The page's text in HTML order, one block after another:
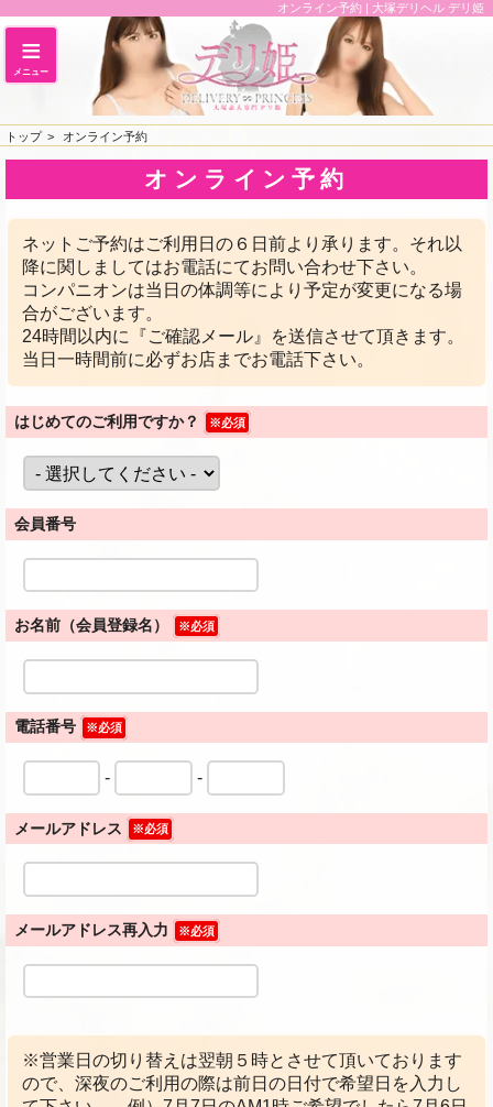
オンライン予約 | 大塚デリヘル デリ姫
トップ オンライン予約
オンライン予約
ネットご予約はご利用日の６日前より承ります。それ以
降に関しましてはお電話にてお問い合わせ下さい。
コンパニオンは当日の体調等により予定が変更になる場
合がございます。
24時間以内に『ご確認メール』を送信させて頂きます。
当日一時間前に必ずお店までお電話下さい。
はじめてのご利用ですか？ ※必須
会員番号
お名前（会員登録名） ※必須
電話番号 ※必須
- -
メールアドレス ※必須
メールアドレス再入力 ※必須
※営業日の切り替えは翌朝５時とさせて頂いております
ので、深夜のご利用の際は前日の日付で希望日を入力し